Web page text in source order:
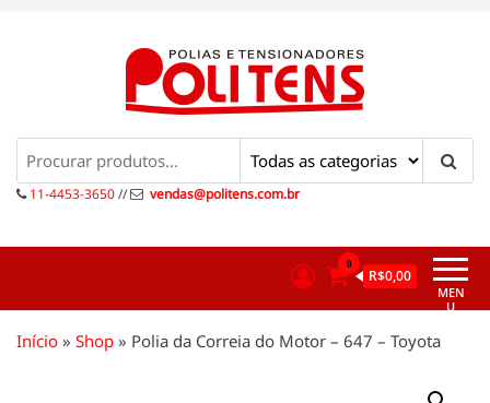
Politens Polias e tensionadores
11-4453-3650// vendas@politens.com.br
MEN
U
0
R$0,00
Início » Shop » Polia da Correia do Motor – 647 – Toyota